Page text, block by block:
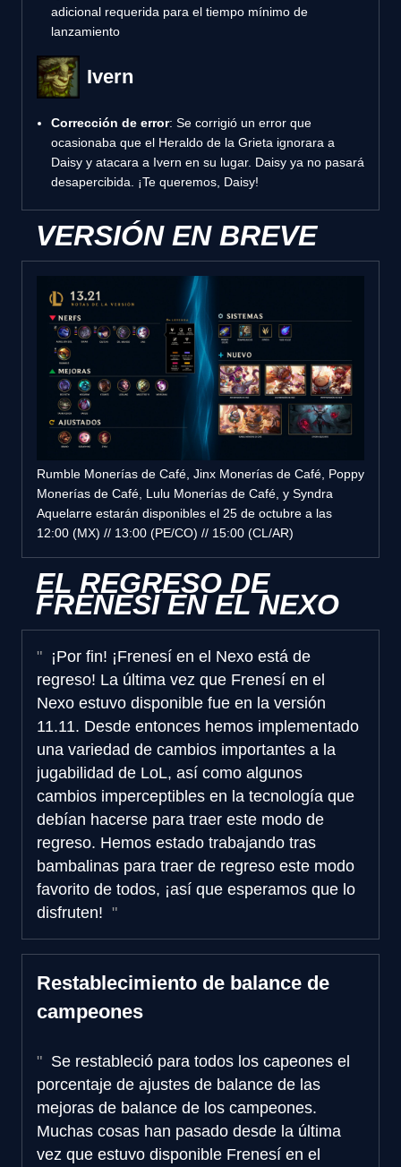
adicional requerida para el tiempo mínimo de
lanzamiento
Ivern
Corrección de error: Se corrigió un error que
ocasionaba que el Heraldo de la Grieta ignorara a
Daisy y atacara a Ivern en su lugar. Daisy ya no pasará
desapercibida. ¡Te queremos, Daisy!
VERSIÓN EN BREVE
Rumble Monerías de Café, Jinx Monerías de Café, Poppy
Monerías de Café, Lulu Monerías de Café, y Syndra
Aquelarre estarán disponibles el 25 de octubre a las
12:00 (MX) // 13:00 (PE/CO) // 15:00 (CL/AR)
EL REGRESO DE
FRENESÍ EN EL NEXO
¡Por fin! ¡Frenesí en el Nexo está de
regreso! La última vez que Frenesí en el
Nexo estuvo disponible fue en la versión
11.11. Desde entonces hemos implementado
una variedad de cambios importantes a la
jugabilidad de LoL, así como algunos
cambios imperceptibles en la tecnología que
debían hacerse para traer este modo de
regreso. Hemos estado trabajando tras
bambalinas para traer de regreso este modo
favorito de todos, ¡así que esperamos que lo
disfruten!
Restablecimiento de balance de
campeones
Se restableció para todos los capeones el
porcentaje de ajustes de balance de las
mejoras de balance de los campeones.
Muchas cosas han pasado desde la última
vez que estuvo disponible Frenesí en el